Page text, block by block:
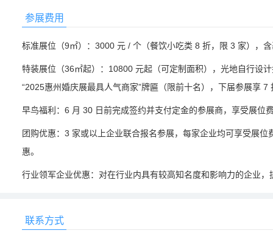
参展费用
标准展位（9㎡）：3000 元 / 个（餐饮小吃类 8 折，限 3 家），
特装展位（36㎡起）：10800 元起（可定制面积），光地自行设
“2025惠州婚庆展最具人气商家”牌匾（限前十名），下届参展享 7
早鸟福利：6 月 30 日前完成签约并支付定金的参展商，享受展位
团购优惠：3 家或以上企业联合报名参展，每家企业均可享受展
惠。
行业领军企业优惠：对在行业内具有较高知名度和影响力的企业
联系方式